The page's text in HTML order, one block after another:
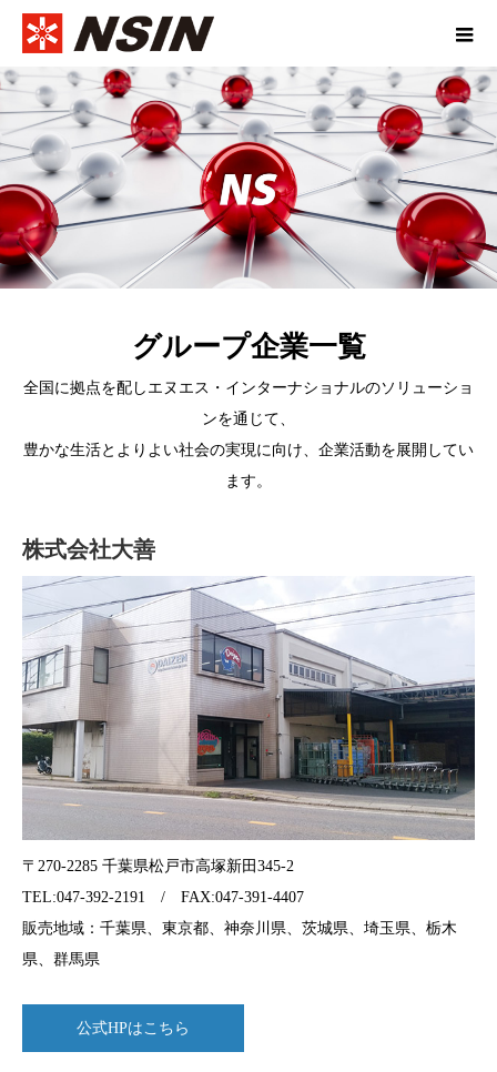
グループ企業一覧
全国に拠点を配しエヌエス・インターナショナルのソリューショ
ンを通じて、
豊かな生活とよりよい社会の実現に向け、企業活動を展開してい
ます。
株式会社大善
〒270-2285 千葉県松戸市高塚新田345-2
TEL:047-392-2191 / FAX:047-391-4407
販売地域：千葉県、東京都、神奈川県、茨城県、埼玉県、栃木
県、群馬県
公式HPはこちら